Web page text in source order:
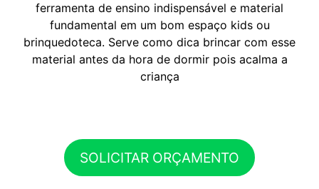
ferramenta de ensino indispensável e material
fundamental em um bom espaço kids ou
brinquedoteca. Serve como dica brincar com esse
material antes da hora de dormir pois acalma a
criança
SOLICITAR ORÇAMENTO